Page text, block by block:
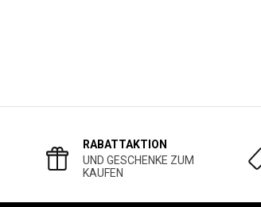
RABATTAKTION
UND GESCHENKE ZUM
KAUFEN